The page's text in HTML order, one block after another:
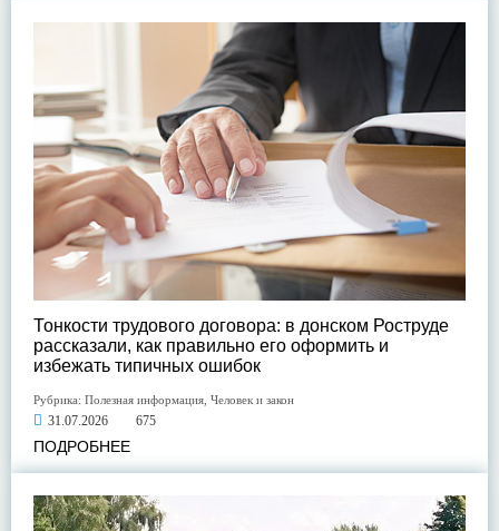
Тонкости трудового договора: в донском Роструде
рассказали, как правильно его оформить и
избежать типичных ошибок
Рубрика: Полезная информация Человек и закон
31.07.2026 675
ПОДРОБНЕЕ